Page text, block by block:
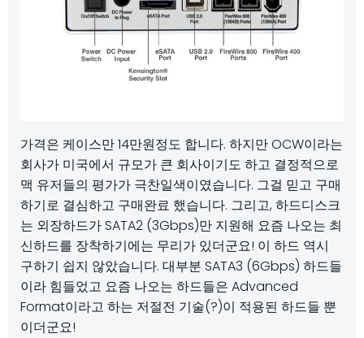
가격은 케이스만 14만원정도 합니다. 하지만 OCW이라는
회사가 미국에서 규모가 큰 회사이기도 하고 결정적으로
맥 유저들의 평가가 극찬일색이였습니다. 그걸 믿고 구매
하기로 결심하고 구매완료 했습니다. 그리고, 하드디스크
는 외장하드가 SATA2 (3Gbps)만 지원해 요즘 나오는 최
신하드를 장착하기에는 무리가 있더군요! 이 하드 역시
구하기 쉽지 않았습니다. 대부분 SATA3 (6Gbps) 하드들
이라 힘들었고 요즘 나오는 하드들은 Advanced
Format이라고 하는 저절전 기술(?)이 적용된 하드들 뿐
이더군요!